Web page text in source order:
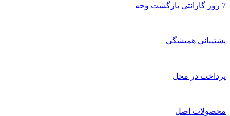
7 روز گارانتی بازگشت وجه
پشتیبانی همیشگی
پرداخت در محل
محصولات اصل